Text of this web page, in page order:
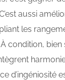
aussi
les
condition, bien
d’ingéniosité